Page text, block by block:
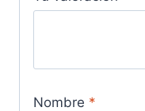
Nombre *